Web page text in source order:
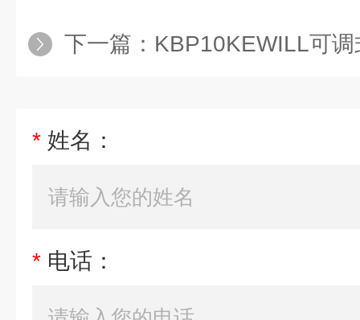
下一篇： KBP10KEWILL可
* 姓名：
* 电话：